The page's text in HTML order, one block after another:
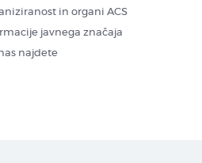
in organi ACS
javnega značaja
najdete